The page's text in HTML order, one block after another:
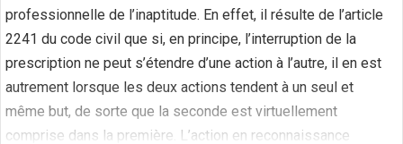
professionnelle de l’inaptitude. En effet, il résulte de l’article
2241 du code civil que si, en principe, l’interruption de la
prescription ne peut s’étendre d’une action à l’autre, il en est
autrement lorsque les deux actions tendent à un seul et
même but, de sorte que la seconde est virtuellement
comprise dans la première. L’action en reconnaissance